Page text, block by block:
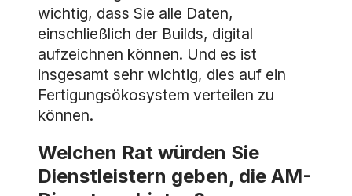
wichtig, dass Sie alle Daten,
einschließlich der Builds, digital
aufzeichnen können. Und es ist
insgesamt sehr wichtig, dies auf ein
Fertigungsökosystem verteilen zu
können.
Welchen Rat würden Sie
Dienstleistern geben, die AM-